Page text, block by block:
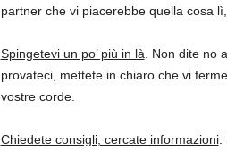
partner che vi piacerebbe quella cosa
Spingetevi un po’ più in là . Non dite no
provateci, mettete in chiaro che vi
vostre corde.
Chiedete consigli, cercate informazioni.